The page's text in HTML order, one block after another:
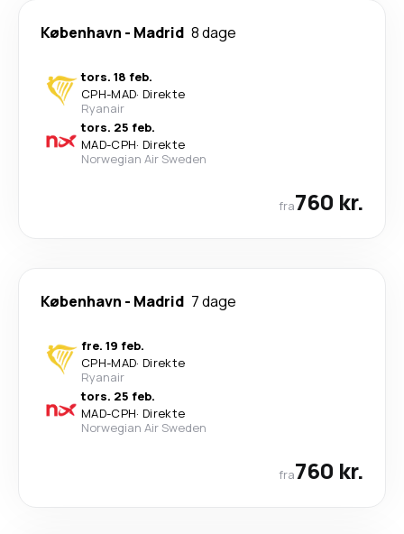
København - Madrid 8 dage
tors. 18 feb.
CPH-MAD· Direkte
Ryanair
tors. 25 feb.
MAD-CPH· Direkte
Norwegian Air Sweden
fra760 kr.
København - Madrid 7 dage
fre. 19 feb.
CPH-MAD· Direkte
Ryanair
tors. 25 feb.
MAD-CPH· Direkte
Norwegian Air Sweden
fra760 kr.